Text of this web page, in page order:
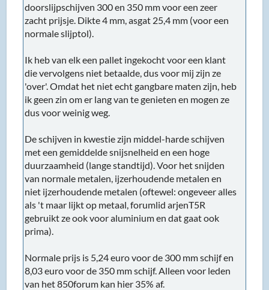
doorslijpschijven 300 en 350 mm voor een zeer
zacht prijsje. Dikte 4 mm, asgat 25,4 mm (voor een
normale slijptol).
Ik heb van elk een pallet ingekocht voor een klant
die vervolgens niet betaalde, dus voor mij zijn ze
'over'. Omdat het niet echt gangbare maten zijn, heb
ik geen zin om er lang van te genieten en mogen ze
dus voor weinig weg.
De schijven in kwestie zijn middel-harde schijven
met een gemiddelde snijsnelheid en een hoge
duurzaamheid (lange standtijd). Voor het snijden
van normale metalen, ijzerhoudende metalen en
niet ijzerhoudende metalen (oftewel: ongeveer alles
als 't maar lijkt op metaal, forumlid arjenT5R
gebruikt ze ook voor aluminium en dat gaat ook
prima).
Normale prijs is 5,24 euro voor de 300 mm schijf en
8,03 euro voor de 350 mm schijf. Alleen voor leden
van het 850forum kan hier 35% af.